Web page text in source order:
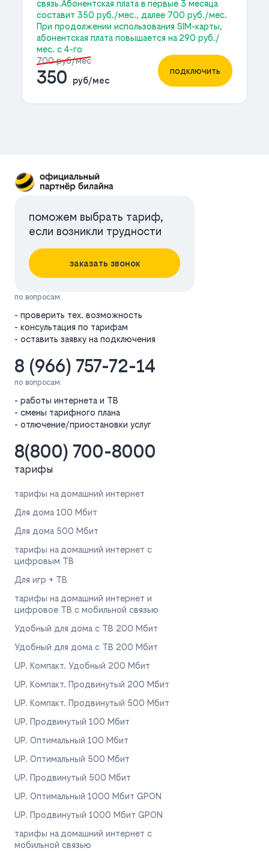
связь.Абонентская плата в первые 3 месяца
составит 350 руб./мес., далее 700 руб./мес.
При продолжении использования SIM-карты,
абонентская плата повышается на 290 руб./
мес. с 4-го
700 руб/мес
350 руб/мес
подключить
поможем выбрать тариф,
если возникли трудности
заказать звонок
по вопросам:
- проверить тех. возможность
- консультация по тарифам
- оставить заявку на подключения
8 (966) 757-72-14
по вопросам:
- работы интернета и ТВ
- смены тарифного плана
- отлючение/приостановки услуг
8(800) 700-8000
тарифы
тарифы на домашний интернет
Для дома 100 Мбит
Для дома 500 Мбит
тарифы на домашний интернет с
цифровым ТВ
Для игр + ТВ
тарифы на домашний интернет и
цифровое ТВ с мобильной связью
Удобный для дома с ТВ 200 Мбит
Удобный для дома с ТВ 200 Мбит
UP. Компакт. Удобный 200 Мбит
UP. Компакт. Продвинутый 200 Мбит
UP. Компакт. Продвинутый 500 Мбит
UP. Продвинутый 100 Мбит
UP. Оптимальный 100 Мбит
UP. Оптимальный 500 Мбит
UP. Продвинутый 500 Мбит
UP. Оптимальный 1000 Мбит GPON
UP. Продвинутый 1000 Мбит GPON
тарифы на домашний интернет с
мобильной связью